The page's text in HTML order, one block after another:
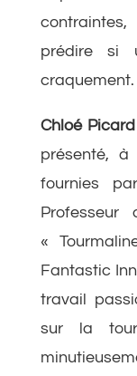
prédire si
craquement.
Chloé Picard
présenté, à
fournies
Professeur
«
Fantastic
travail
sur la